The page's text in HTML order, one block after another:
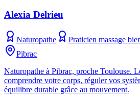
Alexia Delrieu
Naturopathe Praticien massage
Pibrac
Naturopathe à Pibrac, proche Toulouse.
comprendre votre corps, réguler vos
équilibre durable grâce au mouvement.